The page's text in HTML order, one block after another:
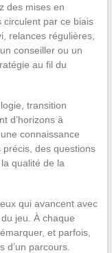
des mises en
circulent par ce biais
relances régulières,
conseiller ou un
au fil du
transition
d’horizons à
connaissance
précis, des questions
qualité de la
qui avancent avec
jeu. À chaque
et parfois,
d’un parcours.